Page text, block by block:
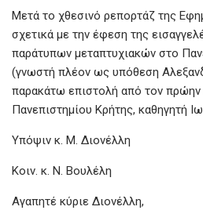
ce
b
o
o
k
tt
er
ail er at
s
A
p
p
Μετά το χθεσινό ρεπορτάζ της
σχετικά με την έφεση της
παράτυπων μεταπτυχιακών στο
(γνωστή πλέον ως υπόθεση
παρακάτω επιστολή από τον πρώην
Πανεπιστημίου Κρήτης, καθηγητή
Yπόψιν κ. Μ. Διονέλλη
Κοιν. κ. Ν. Βουλέλη
Αγαπητέ κύριε Διονέλλη,